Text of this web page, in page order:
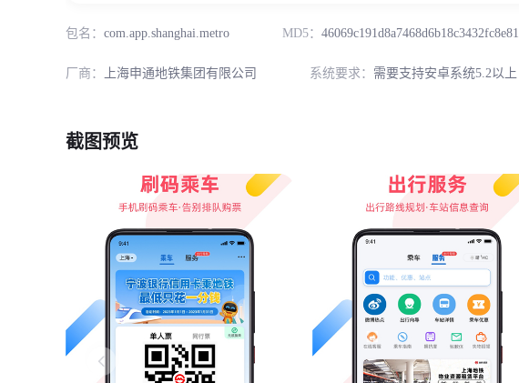
包名： com.app.shanghai.metro MD5： 46069c191d8a7468d6b18c3432fc8e81
厂商： 上海申通地铁集团有限公司 系统要求： 需要支持安卓系统5.2以上
截图预览